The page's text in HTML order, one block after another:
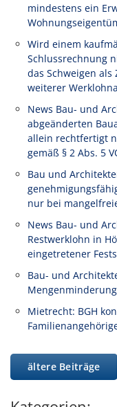
mindestens ein
Wird einem
Schlussrechnung
das Schweigen
weiterer
News Bau- und
abgeänderten
allein rechtfertigt
gemäß § 2 Abs. 5
Bau und
nur bei
News Bau- und
Restwerklohn in
eingetretener
Bau- und
Mietrecht: BGH
ältere Beiträge